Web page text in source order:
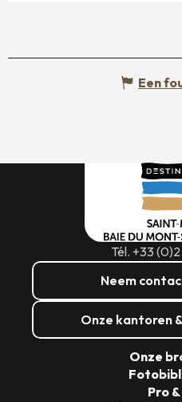
Een
Tél. +33
Neem
Onze kantoren
Onze
Pro